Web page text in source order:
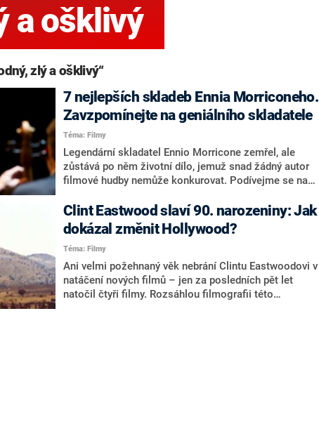
a ošklivý
zlý a ošklivý“
7 nejlepších skladeb Ennia Morriconeho.
Zavzpomínejte na geniálního skladatele
Téma: Filmy
Legendární skladatel Ennio Morricone zemřel, ale
zůstává po něm životní dílo, jemuž snad žádný autor
filmové hudby nemůže konkurovat. Podívejme se na
nejvýrazněji. Filmy jako Tenkrát na Západě, Hodný, zlý
a ošklivý anebo Mise totiž obsahují kompozice, které
dalece přesahují sféru filmu.
Clint Eastwood slaví 90. narozeniny: Jak
dokázal změnit Hollywood?
Téma: Filmy
Ani velmi požehnaný věk nebrání Clintu Eastwoodovi v
natáčení nových filmů – jen za posledních pět let
natočil čtyři filmy. Rozsáhlou filmografii této